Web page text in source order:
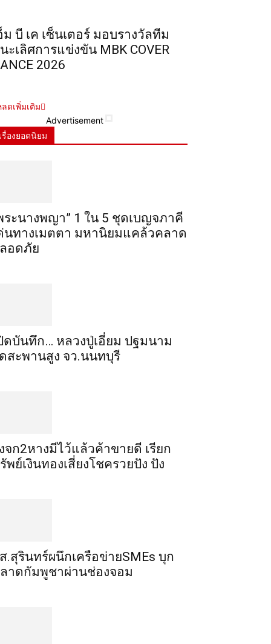
ม บี เค เซ็นเตอร์ มอบรางวัลทีม
ะเลิศการแข่งขัน MBK COVER
2026
ดเพิ่มเติม
Advertisement
เรื่องยอดนิยม
ระ​นาง​พญา” 1 ใน 5​ ชุดเบญจ​ภาคี​
นทางเมตตา​ มหา​นิยม​แคล้วคลาด​
อดภัย​
ดบันทึก… หลวงปู่เอี่ยม ​ปฐม​นาม​
สะพานสูง​ จว.นนทบุรี
จก​2​หาง​มีไว้แล้ว​ค้าขาย​ดี​ เรียก​
พย์เงินทอง​เสี่ยงโชค​รวยปัง​ ปัง​
.สุรินทร์ผนึกเครือข่ายSMEs บุก
าดกัมพูชาผ่านช่องจอม